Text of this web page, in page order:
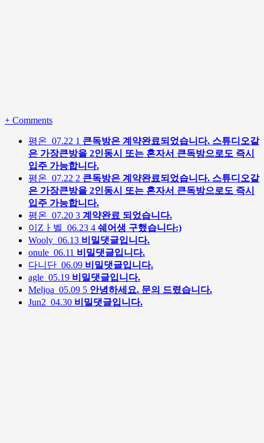
+ Comments
평온 07.22 1 큰독방은 계약완료되었습니다. 스튜디오같
은 가장큰방을 2인동시 또는 혼자서 큰독방으로도 즉시
입주 가능합니다.
평온 07.22 2 큰독방은 계약완료되었습니다. 스튜디오같
은 가장큰방을 2인동시 또는 혼자서 큰독방으로도 즉시
입주 가능합니다.
평온 07.20 3 계약완료 되었습니다.
이Zㅏ벨 06.23 4 쉐어생 구했습니다:)
Wooly 06.13 비밀댓글입니다.
onule 06.11 비밀댓글입니다.
다니단 06.09 비밀댓글입니다.
agle 05.19 비밀댓글입니다.
Meljoa 05.09 5 안녕하세요. 문의 드렸습니다.
Jun2 04.30 비밀댓글입니다.